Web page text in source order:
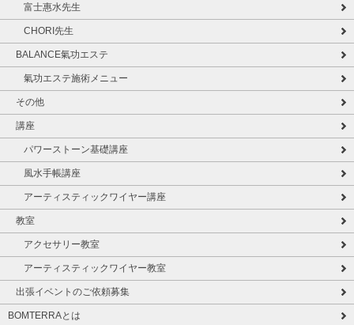
富士惠水先生
CHORI先生
BALANCE氣功エステ
氣功エステ施術メニュー
その他
講座
パワーストーン基礎講座
風水手帳講座
アーティスティックワイヤー講座
教室
アクセサリー教室
アーティスティックワイヤー教室
出張イベントのご依頼募集
BOMTERRAとは